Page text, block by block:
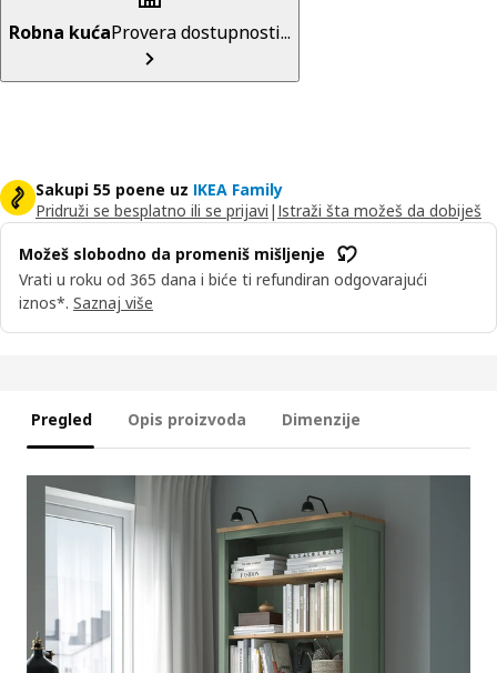
Robna kućaProvera dostupnosti...
Sakupi 55 poene uz IKEA Family
Pridruži se besplatno ili se prijavi | Istraži šta možeš da dobiješ
Možeš slobodno da promeniš mišljenje
Vrati u roku od 365 dana i biće ti refundiran odgovarajući
iznos*. Saznaj više
Pregled Opis proizvoda Dimenzije